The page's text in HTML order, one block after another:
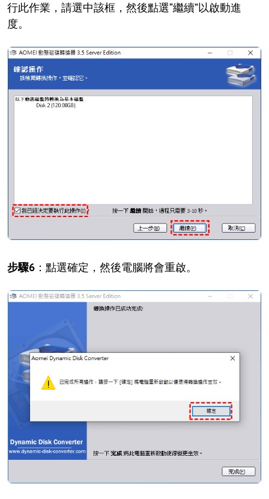
行此作業，請選中該框，然後點選“繼續”以啟動進
度。
步驟6 ：點選確定，然後電腦將會重啟。